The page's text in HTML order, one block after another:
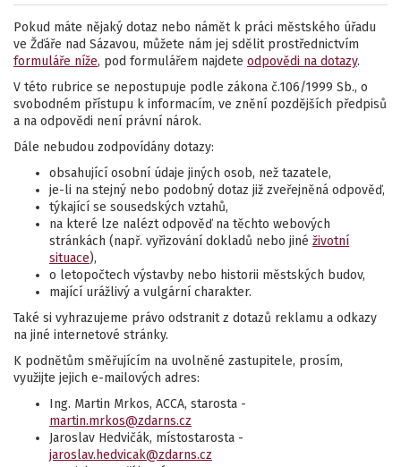
Pokud máte nějaký dotaz nebo námět k práci městského úřadu
ve Žďáře nad Sázavou, můžete nám jej sdělit prostřednictvím
formuláře níže, pod formulářem najdete odpovědi na dotazy.
V této rubrice se nepostupuje podle zákona č.106/1999 Sb., o
svobodném přístupu k informacím, ve znění pozdějších předpisů
a na odpovědi není právní nárok.
Dále nebudou zodpovídány dotazy:
obsahující osobní údaje jiných osob, než tazatele,
je-li na stejný nebo podobný dotaz již zveřejněná odpověď,
týkající se sousedských vztahů,
na které lze nalézt odpověď na těchto webových
stránkách (např. vyřizování dokladů nebo jiné životní
situace),
o letopočtech výstavby nebo historii městských budov,
mající urážlivý a vulgární charakter.
Také si vyhrazujeme právo odstranit z dotazů reklamu a odkazy
na jiné internetové stránky.
K podnětům směřujícím na uvolněné zastupitele, prosím,
využijte jejich e-mailových adres:
Ing. Martin Mrkos, ACCA, starosta -
martin.mrkos@zdarns.cz
Jaroslav Hedvičák, místostarosta -
jaroslav.hedvicak@zdarns.cz